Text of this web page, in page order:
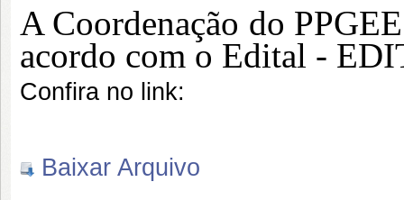
A Coordenação do
acordo com o Edital -
Confira no link:
Baixar Arquivo